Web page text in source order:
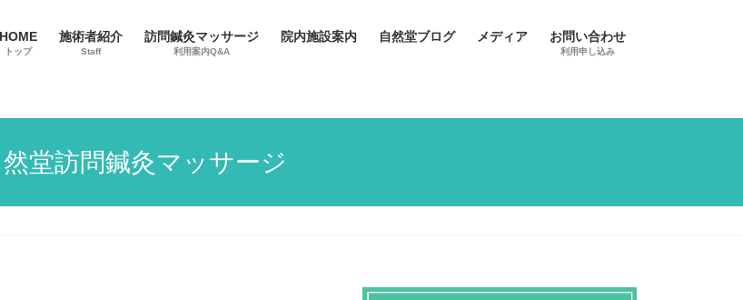
HOME
トップ
施術者紹介
Staff
訪問鍼灸マッサージ
利用案内Q&A
院内施設案内 自然堂ブログ メディア お問い合わせ
利用申し込み
然堂訪問鍼灸マッサージ